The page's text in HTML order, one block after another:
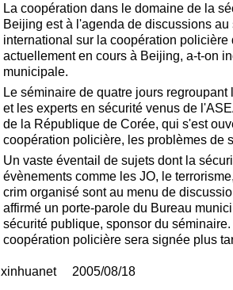
La coopération dans le domaine de la
Beijing est à l'agenda de discussions
international sur la coopération
actuellement en cours à Beijing, a-t-on
municipale.
Le séminaire de quatre jours
et les experts en sécurité venus de
de la République de Corée, qui s'est
coopération policière, les problèmes de
Un vaste éventail de sujets dont la
évènements comme les JO, le
crim organisé sont au menu de
affirmé un porte-parole du Bureau
sécurité publique, sponsor du
coopération policière sera signée plus
xinhuanet 2005/08/18